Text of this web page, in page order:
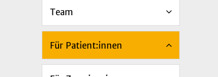
Team
Für Patient:innen